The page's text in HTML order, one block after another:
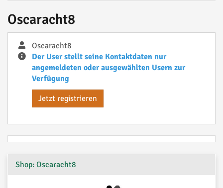
Oscaracht8
Oscaracht8
Der User stellt seine Kontaktdaten nur
angemeldeten oder ausgewählten Usern zur
Verfügung
Jetzt registrieren
Shop: Oscaracht8